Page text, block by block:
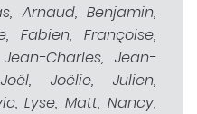
Arnaud, Benjamin,
Fabien, Françoise,
Charles, Jean-
Joëlie, Julien,
Lyse, Matt, Nancy,